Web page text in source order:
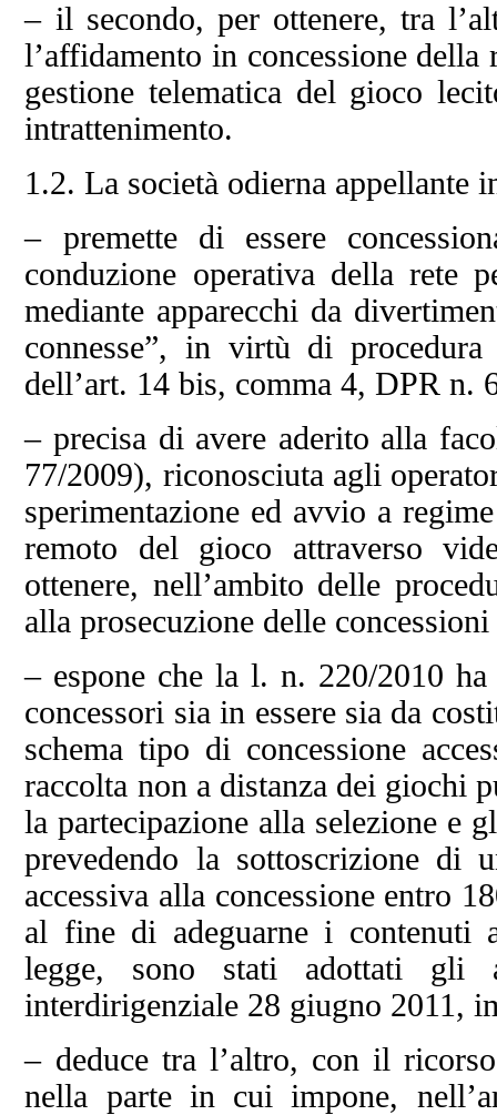
– il secondo, per ottenere, tra
l’affidamento in concessione
gestione telematica del gioco
intrattenimento.
1.2. La società odierna appellante
– premette di essere
conduzione operativa della rete
mediante apparecchi da
connesse”, in virtù di
dell’art. 14 bis, comma 4, DPR n.
– precisa di avere aderito alla
77/2009), riconosciuta agli
sperimentazione ed avvio a
remoto del gioco attraverso
ottenere, nell’ambito delle
alla prosecuzione delle
– espone che la l. n. 220/2010
concessori sia in essere sia da
schema tipo di concessione
raccolta non a distanza dei giochi
la partecipazione alla selezione e
prevedendo la sottoscrizione di
accessiva alla concessione entro
al fine di adeguarne i contenuti
legge, sono stati adottati gli
interdirigenziale 28 giugno 2011,
– deduce tra l’altro, con il
nella parte in cui impone,